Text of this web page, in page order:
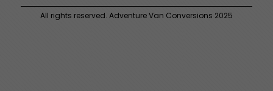
All rights reserved. Adventure Van Conversions 2025